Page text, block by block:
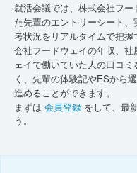
就活会議では、株式会社フ
た先輩のエントリーシート
考状況をリアルタイムで把
会社フードウェイの年収、
ェイで働いていた人の口コ
く、先輩の体験記やESから
進めることができます。
まずは 会員登録 をして、最
う。